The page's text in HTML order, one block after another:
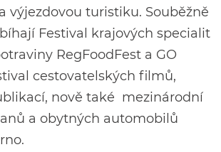
výjezdovou turistiku. Souběžně
Festival krajových specialit
RegFoodFest a GO
cestovatelských filmů,
nově také mezinárodní
a obytných automobilů